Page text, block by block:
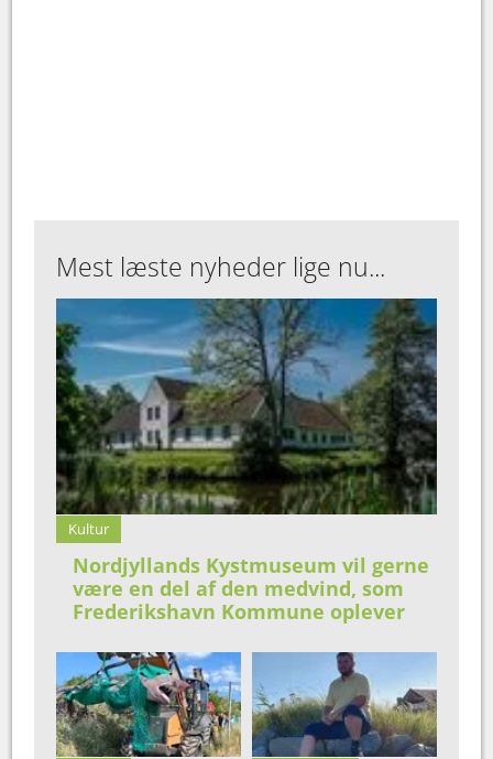
Mest læste nyheder lige nu...
Kultur
Nordjyllands Kystmuseum vil gerne
være en del af den medvind, som
Frederikshavn Kommune oplever